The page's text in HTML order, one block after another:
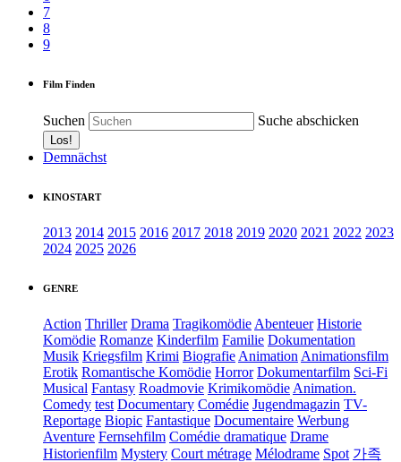
7
8
9
Film Finden
Suchen Suche abschicken
Demnächst
KINOSTART
2013 2014 2015 2016 2017 2018 2019 2020 2021 2022 2023
2024 2025 2026
GENRE
Action Thriller Drama Tragikomödie Abenteuer Historie
Komödie Romanze Kinderfilm Familie Dokumentation
Musik Kriegsfilm Krimi Biografie Animation Animationsfilm
Erotik Romantische Komödie Horror Dokumentarfilm Sci-Fi
Musical Fantasy Roadmovie Krimikomödie Animation.
Comedy test Documentary Comédie Jugendmagazin TV-
Reportage Biopic Fantastique Documentaire Werbung
Aventure Fernsehfilm Comédie dramatique Drame
Historienfilm Mystery Court métrage Mélodrame Spot 가족